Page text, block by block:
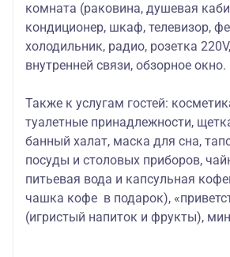
комната (раковина, душевая
кондиционер, шкаф, телевизор,
холодильник, радио, розетка
внутренней связи, обзорное окно.
Также к услугам гостей:
туалетные принадлежности,
банный халат, маска для сна,
посуды и столовых приборов,
питьевая вода и капсульная
чашка кофе в подарок),
(игристый напиток и фрукты),